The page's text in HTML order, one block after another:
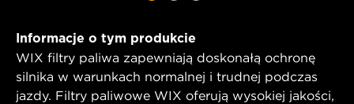
Informacje o tym produkcie
WIX filtry paliwa zapewniają doskonałą ochronę
silnika w warunkach normalnej i trudnej podczas
jazdy. Filtry paliwowe WIX oferują wysokiej jakości,